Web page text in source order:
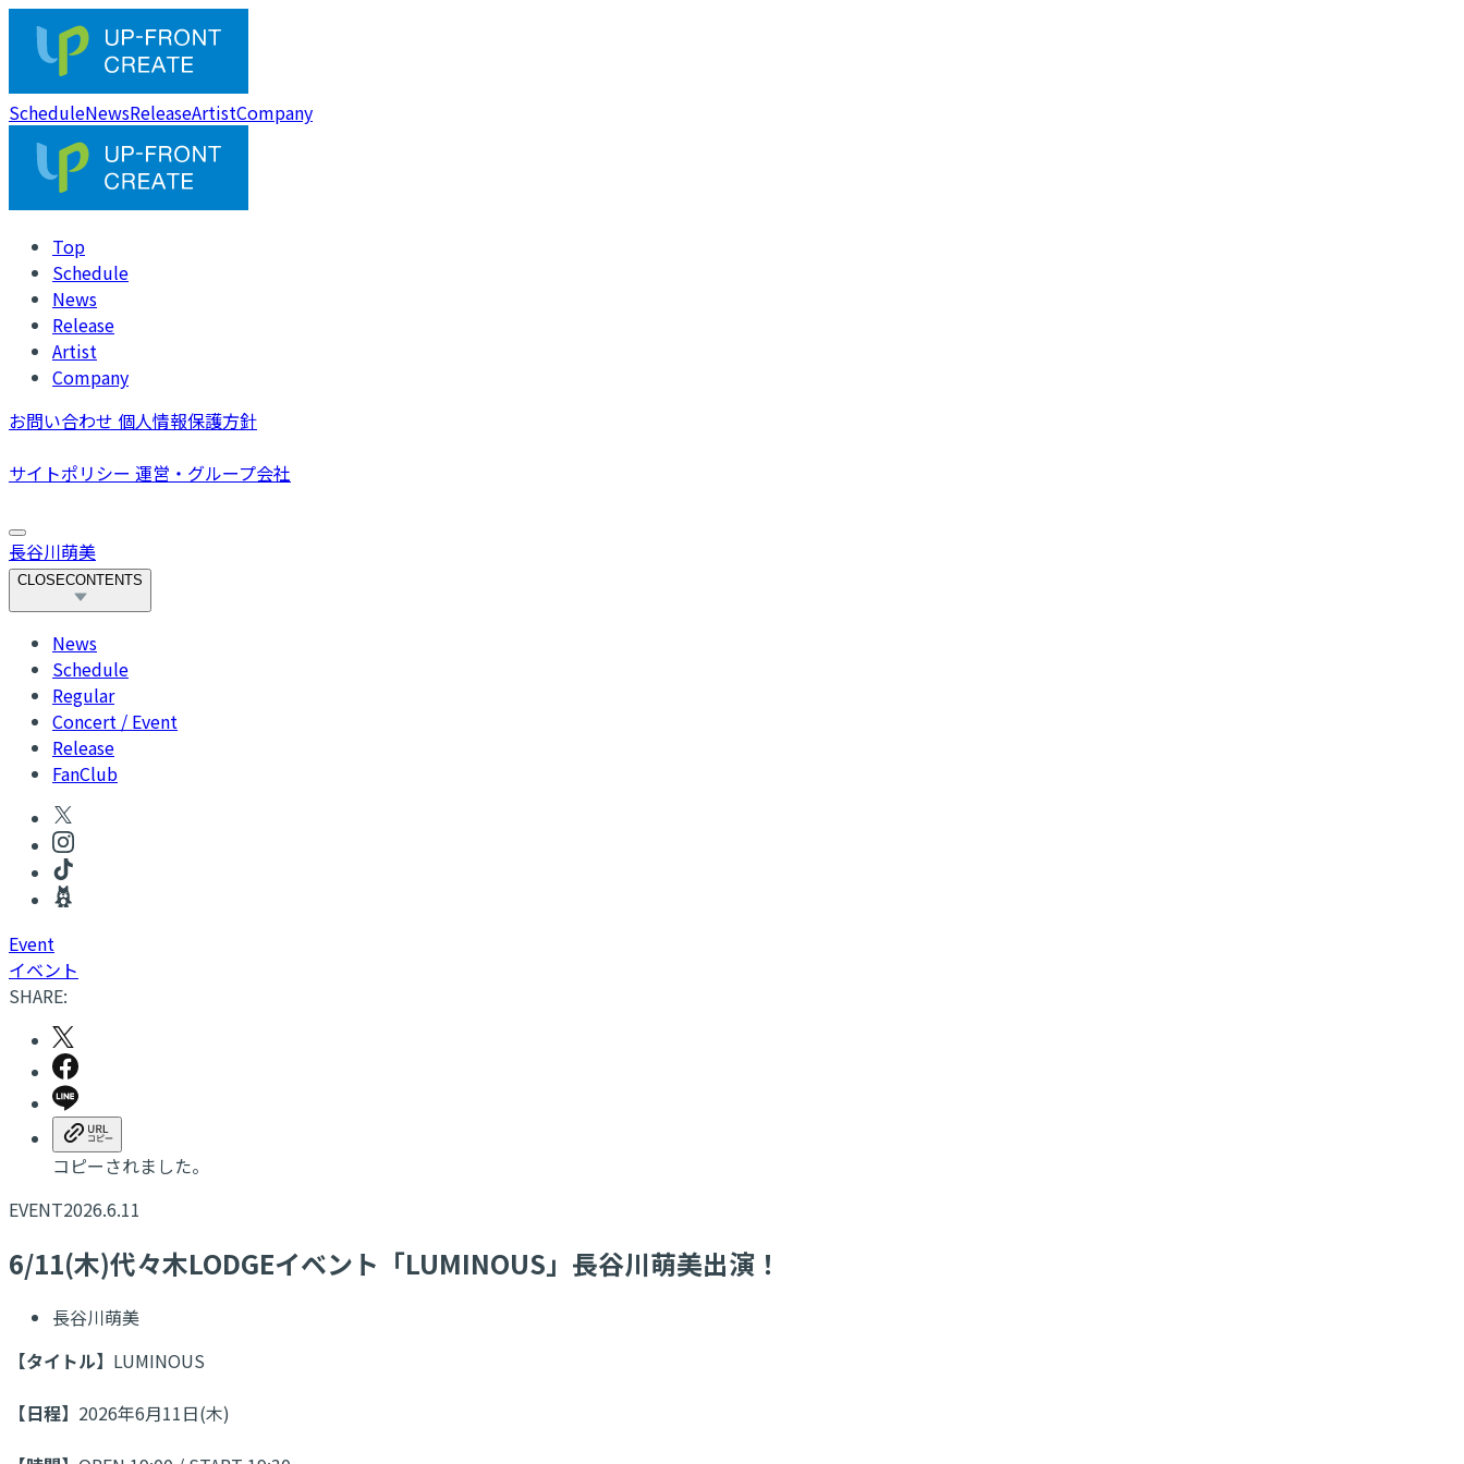
ScheduleNewsReleaseArtistCompany
Top
Schedule
News
Release
Artist
Company
お問い合わせ 個人情報保護方針
サイトポリシー 運営・グループ会社
長谷川萌美
CLOSECONTENTS
News
Schedule
Regular
Concert / Event
Release
FanClub
Event
イベント
SHARE:
コピーされました。
EVENT2026.6.11
6/11(木)代々木LODGEイベント「LUMINOUS」長谷川萌美出演！
長谷川萌美
【タイトル】 LUMINOUS
【日程】 2026年6月11日(木)